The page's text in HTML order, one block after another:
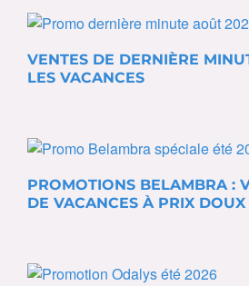
VENTES DE DERNIÈRE
LES VACANCES
PROMOTIONS BELAMBRA :
DE VACANCES À PRIX DOUX